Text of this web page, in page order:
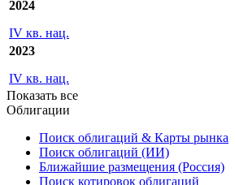
IV кв. нац.
IV кв. нац.
2023
IV кв. нац.
Показать все
Облигации